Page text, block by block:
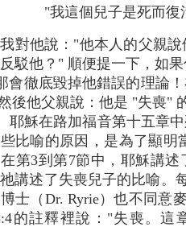
"我這個兒子是死而
對他說："他本人的父親
駁他？" 順便提一下，如
會徹底毀掉他錯誤的理論
後他父親說：他是 "失喪"
耶穌在路加福音第十五章
比喻的原因，是為了顯明
第3到第7節中，耶穌講
講述了失喪兒子的比喻。
士（Dr. Ryrie）也不同意
的註釋裡說："失喪。這